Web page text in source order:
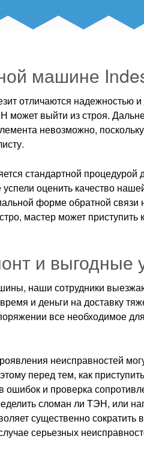
машине
отличаются надежностью и
может выйти из строя.
невозможно,
стандартной процедурой
оценить качество
форме обратной связи
мастер может
и выгодные
наши сотрудники
и деньги на доставку
все необходимое
неисправностей
перед тем, как
ошибок и проверка
сломан ли ТЭН, или
существенно сократить
серьезных